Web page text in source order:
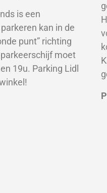
is een
kan in de
punt” richting
moet
19u. Parking Lidl